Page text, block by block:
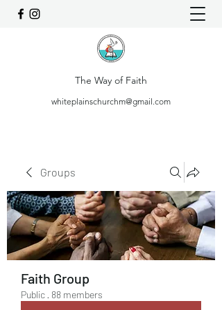
The Way of Faith
whiteplainschurchm@gmail.com
Groups
Faith Group
Public · 88 members